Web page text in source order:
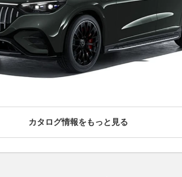
カタログ情報をもっと見る